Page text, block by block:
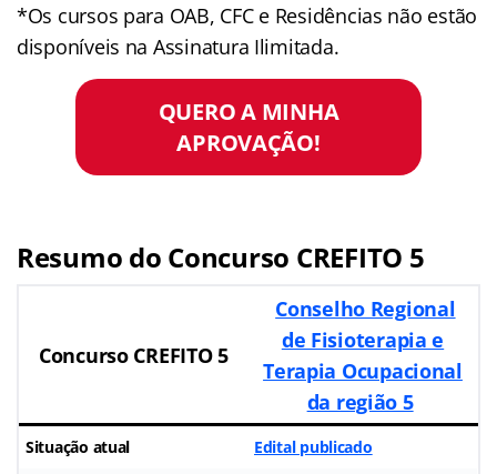
*Os cursos para OAB, CFC e Residências não estão
disponíveis na Assinatura Ilimitada.
QUERO A MINHA
APROVAÇÃO!
Resumo do Concurso CREFITO 5
Concurso CREFITO 5
Conselho Regional
de Fisioterapia e
Terapia Ocupacional
da região 5
Situação atual Edital publicado